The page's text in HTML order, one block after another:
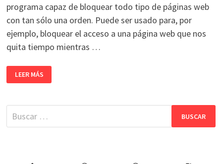
programa capaz de bloquear todo tipo de páginas web
con tan sólo una orden. Puede ser usado para, por
ejemplo, bloquear el acceso a una página web que nos
quita tiempo mientras …
BLOQUEAR
PÁGINAS
WEB
CON
APLOMB
LEER MÁS
Buscar: